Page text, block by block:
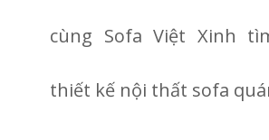
cùng Sofa Việt Xinh
thiết kế nội thất sofa